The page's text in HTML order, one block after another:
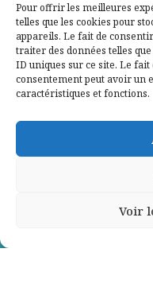
Pour offrir les meilleures
telles que les cookies pour
appareils. Le fait de
traiter des données telles
ID uniques sur ce site. Le
consentement peut avoir un
caractéristiques et fonctions.
Voir
Contactez-nous
Mentions légales